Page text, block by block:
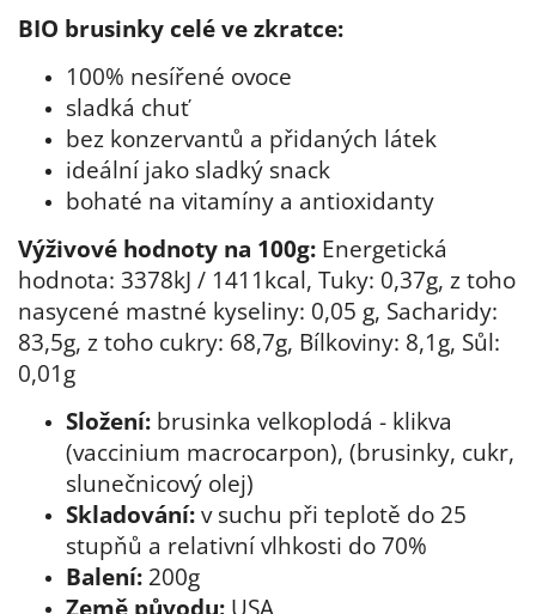
BIO brusinky celé ve zkratce:
100% nesířené ovoce
sladká chuť
bez konzervantů a přidaných látek
ideální jako sladký snack
bohaté na vitamíny a antioxidanty
Výživové hodnoty na 100g: Energetická
hodnota: 3378kJ / 1411kcal, Tuky: 0,37g, z toho
nasycené mastné kyseliny: 0,05 g, Sacharidy:
83,5g, z toho cukry: 68,7g, Bílkoviny: 8,1g, Sůl:
0,01g
Složení: brusinka velkoplodá - klikva
(vaccinium macrocarpon), (brusinky, cukr,
slunečnicový olej)
Skladování: v suchu při teplotě do 25
stupňů a relativní vlhkosti do 70%
Balení: 200g
Země původu: USA